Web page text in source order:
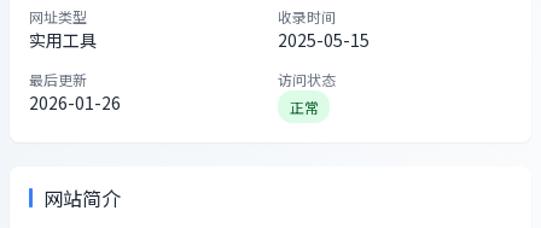
网址类型
实用工具
收录时间
2025-05-15
最后更新
2026-01-26
访问状态
正常
网站简介